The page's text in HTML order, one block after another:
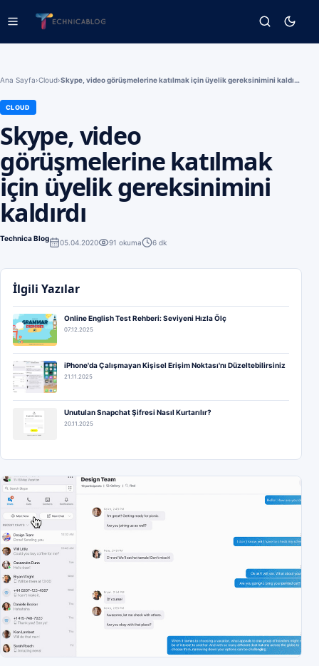
Ana Sayfa›Cloud› Skype, video görüşmelerine katılmak için üyelik gereksinimini kaldırdı
CLOUD
Skype, video
görüşmelerine katılmak
için üyelik gereksinimini
kaldırdı
Technica Blog 05.04.2020 91 okuma 6 dk
İlgili Yazılar
Online English Test Rehberi: Seviyeni Hızla Ölç
07.12.2025
iPhone'da Çalışmayan Kişisel Erişim Noktası'nı Düzeltebilirsiniz
21.11.2025
Unutulan Snapchat Şifresi Nasıl Kurtarılır?
20.11.2025